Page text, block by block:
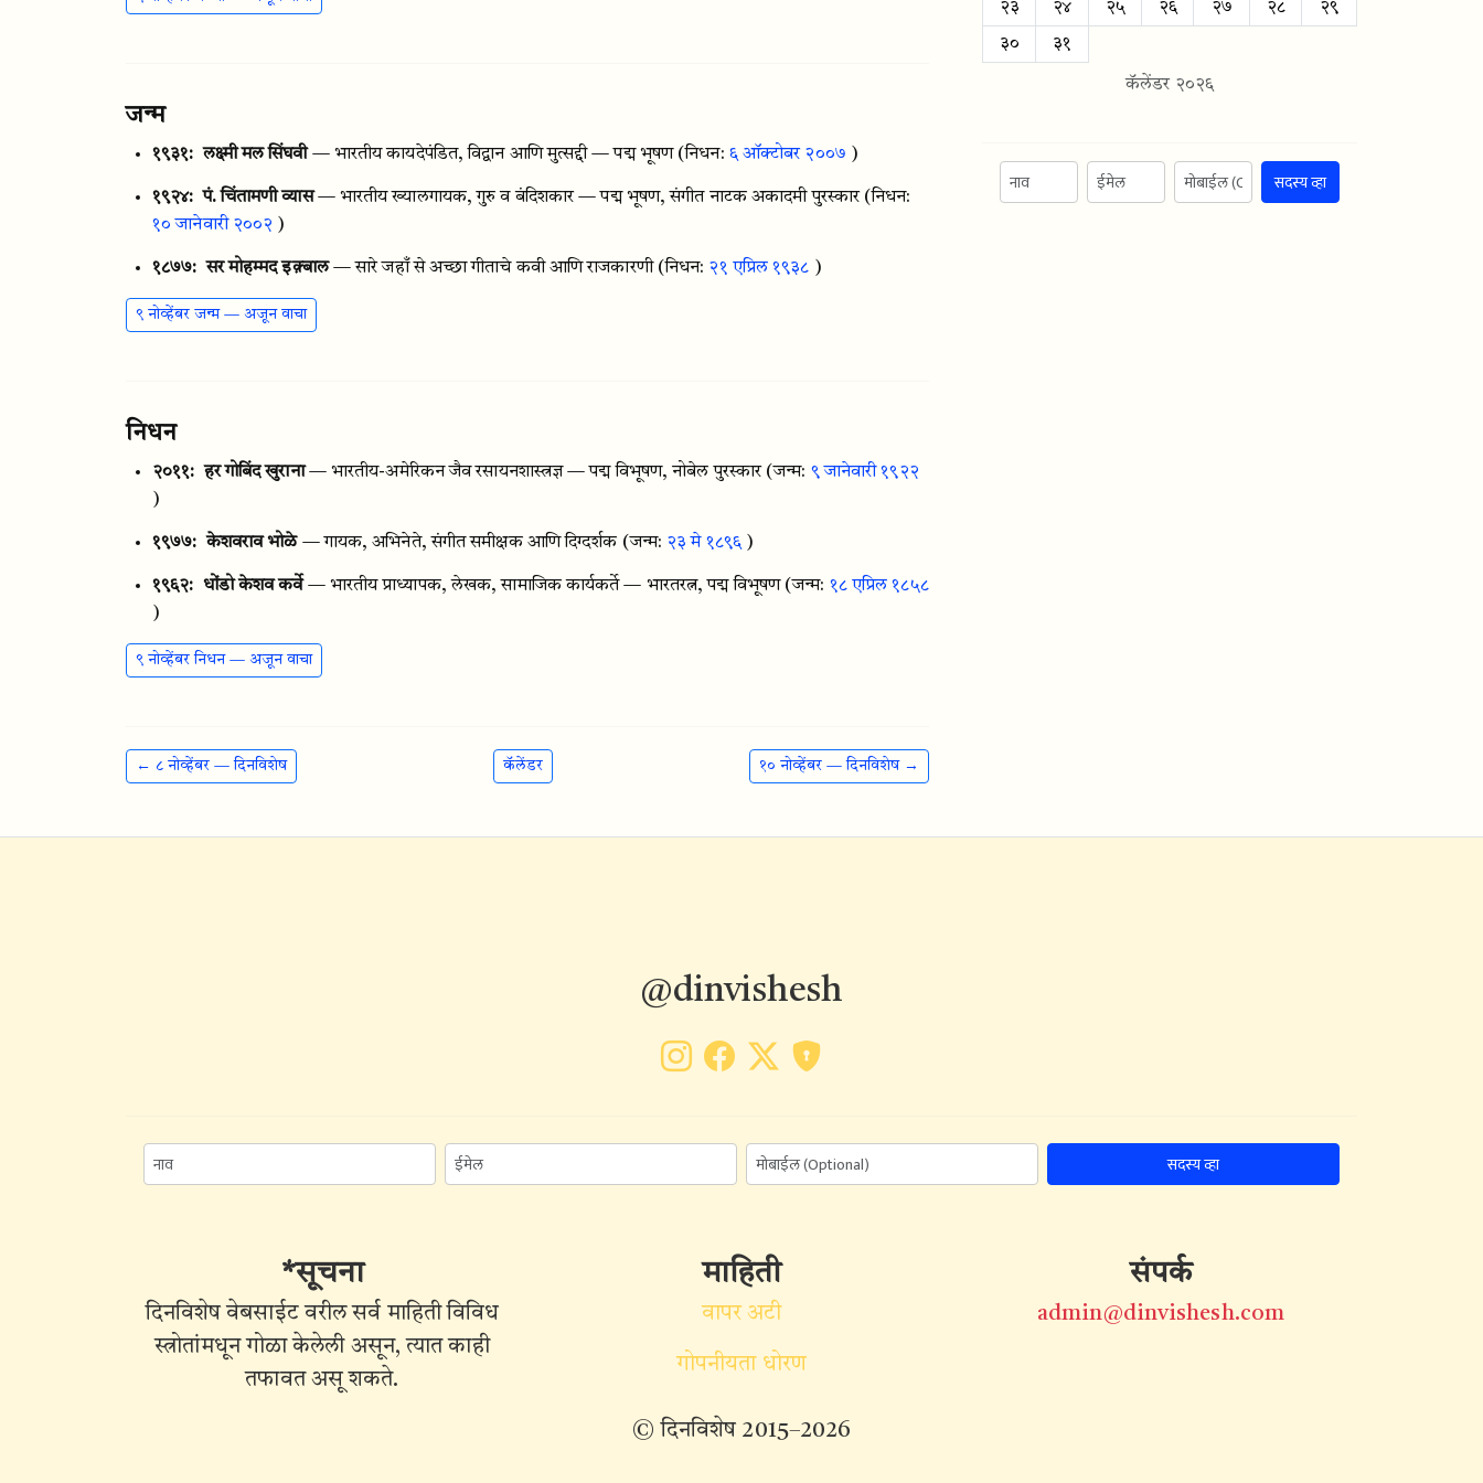
जन्म
१९३१: लक्ष्मी मल सिंघवी — भारतीय कायदेपंडित, विद्वान आणि मुत्सद्दी — पद्म भूषण (निधन: ६ ऑक्टोबर २००७ )
१९२४: पं. चिंतामणी व्यास — भारतीय ख्यालगायक, गुरु व बंदिशकार — पद्म भूषण, संगीत नाटक अकादमी पुरस्कार (निधन:
१० जानेवारी २००२ )
१८७७: सर मोहम्मद इक़्बाल — सारे जहाँ से अच्छा गीताचे कवी आणि राजकारणी (निधन: २१ एप्रिल १९३८ )
९ नोव्हेंबर जन्म — अजून वाचा
निधन
२०११: हर गोबिंद खुराना — भारतीय-अमेरिकन जैव रसायनशास्त्रज्ञ — पद्म विभूषण, नोबेल पुरस्कार (जन्म: ९ जानेवारी १९२२
)
१९७७: केशवराव भोळे — गायक, अभिनेते, संगीत समीक्षक आणि दिग्दर्शक (जन्म: २३ मे १८९६)
१९६२: धोंडो केशव कर्वे — भारतीय प्राध्यापक, लेखक, सामाजिक कार्यकर्ते — भारतरत्न, पद्म विभूषण (जन्म: १८ एप्रिल १८५८
)
९ नोव्हेंबर निधन — अजून वाचा
← ८ नोव्हेंबर — दिनविशेष कॅलेंडर १० नोव्हेंबर — दिनविशेष →
२३ २४ २५ २६ २७ २८ २९
३० ३१
कॅलेंडर २०२६
सदस्य व्हा
@dinvishesh
सदस्य व्हा
*सूचना
दिनविशेष वेबसाईट वरील सर्व माहिती विविध
स्त्रोतांमधून गोळा केलेली असून, त्यात काही
तफावत असू शकते.
माहिती
वापर अटी
गोपनीयता धोरण
संपर्क
admin@dinvishesh.com
© दिनविशेष 2015–2026